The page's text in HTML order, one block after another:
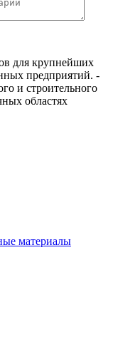
для крупнейших
предприятий. -
и строительного
областях
материалы